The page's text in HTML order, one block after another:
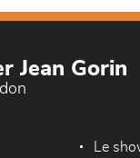
Jean Gorin
Le